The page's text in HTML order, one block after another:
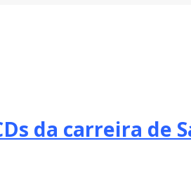
da carreira de